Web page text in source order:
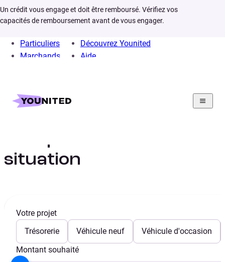
Un crédit vous engage et doit être remboursé. Vérifiez vos
capacités de remboursement avant de vous engager.
Particuliers
Marchands
Découvrez Younited
Aide
Home
Situation
situation
Votre projet
Trésorerie
Véhicule neuf
Véhicule d'occasion
Montant souhaité